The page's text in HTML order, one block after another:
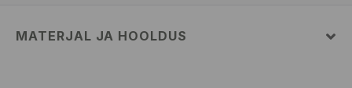
MATERJAL JA HOOLDUS